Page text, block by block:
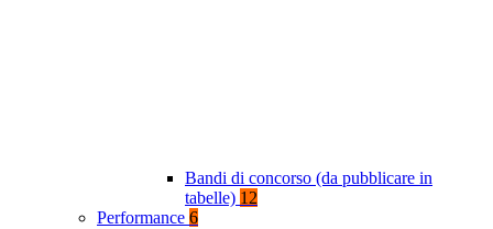
Bandi di concorso (da pubblicare in
tabelle) 12
Performance 6